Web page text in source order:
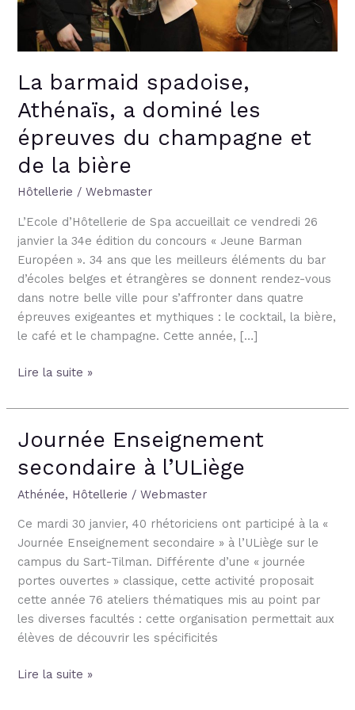
La barmaid spadoise,
Athénaïs, a dominé les
épreuves du champagne et
de la bière
Hôtellerie /Webmaster
L’Ecole d’Hôtellerie de Spa accueillait ce vendredi 26
janvier la 34e édition du concours « Jeune Barman
Européen ». 34 ans que les meilleurs éléments du bar
d’écoles belges et étrangères se donnent rendez-vous
dans notre belle ville pour s’affronter dans quatre
épreuves exigeantes et mythiques : le cocktail, la bière,
le café et le champagne. Cette année, […]
de
la
bière
Lire la suite »
Journée Enseignement
secondaire à l’ULiège
Athénée, Hôtellerie /Webmaster
Ce mardi 30 janvier, 40 rhétoriciens ont participé à la «
Journée Enseignement secondaire » à l’ULiège sur le
campus du Sart-Tilman. Différente d’une « journée
portes ouvertes » classique, cette activité proposait
cette année 76 ateliers thématiques mis au point par
les diverses facultés : cette organisation permettait aux
élèves de découvrir les spécificités
Journée
secondaire
à
Lire la suite »